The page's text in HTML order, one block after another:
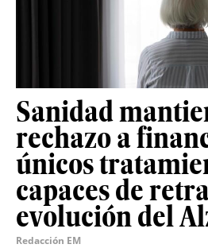
Sanidad
rechazo a
únicos
capaces de
evolución del
Redacción EM